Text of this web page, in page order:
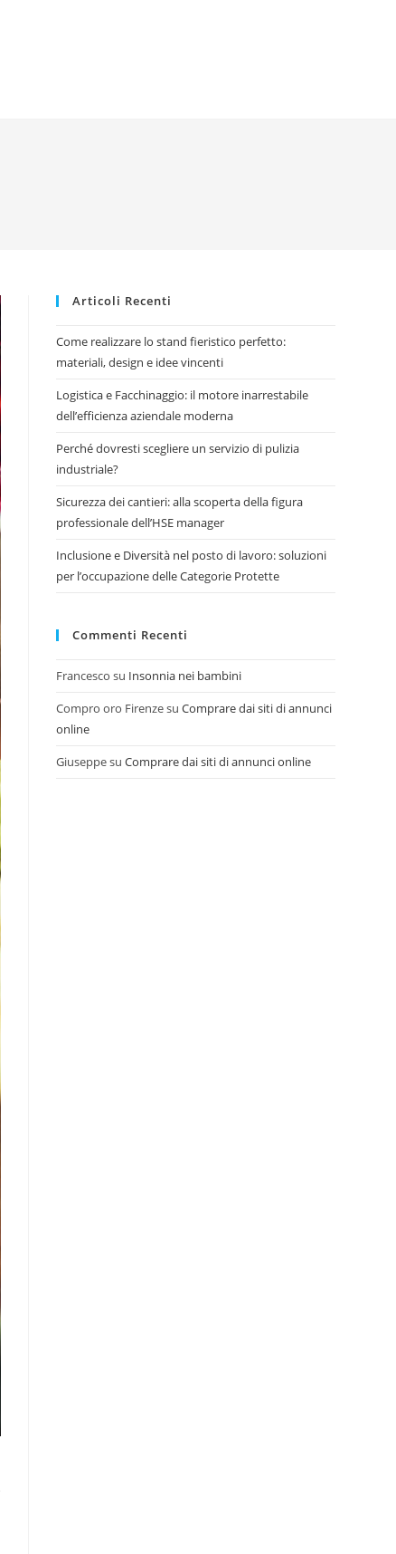
Articoli Recenti
Come realizzare lo stand fieristico perfetto:
materiali, design e idee vincenti
Logistica e Facchinaggio: il motore inarrestabile
dell’efficienza aziendale moderna
Perché dovresti scegliere un servizio di pulizia
industriale?
Sicurezza dei cantieri: alla scoperta della figura
professionale dell’HSE manager
Inclusione e Diversità nel posto di lavoro: soluzioni
per l’occupazione delle Categorie Protette
Commenti Recenti
Francesco su Insonnia nei bambini
Compro oro FirenzesuComprare dai siti di annunci
online
GiuseppesuComprare dai siti di annunci online